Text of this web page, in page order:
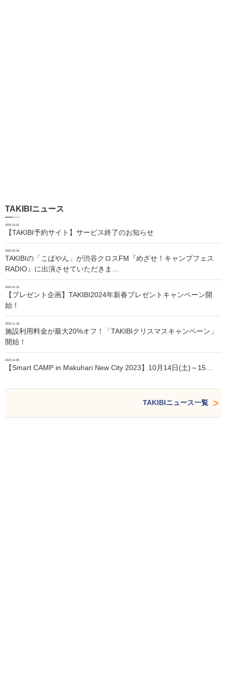
TAKIBIニュース
2024.10.01
【TAKIBI予約サイト】サービス終了のお知らせ
2024.02.06
TAKIBIの「こばやん」が渋谷クロスFM『めざせ！キャンプフェス
RADIO』に出演させていただきま…
2024.01.24
【プレゼント企画】TAKIBI2024年新春プレゼントキャンペーン開
始！
2023.11.30
施設利用料金が最大20%オフ！「TAKIBIクリスマスキャンペーン」
開始！
2023.10.05
【Smart CAMP in Makuhari New City 2023】10月14日(土)～15…
TAKIBIニュース一覧